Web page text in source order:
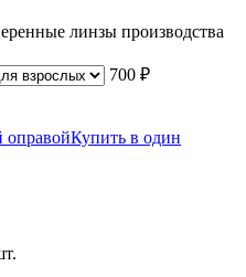
линзы производства
700 ₽
оправойКупить в один